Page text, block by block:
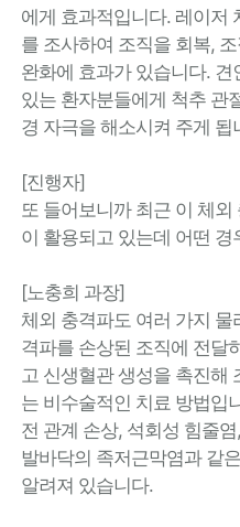
에게 효과적입니다. 레이저
를 조사하여 조직을 회복,
완화에 효과가 있습니다.
있는 환자분들에게 척추 관
경 자극을 해소시켜 주게 됩
[진행자]
또 들어보니까 최근 이 체
이 활용되고 있는데 어떤 경
[노충희 과장]
체외 충격파도 여러 가지
격파를 손상된 조직에 전달
고 신생혈관 생성을 촉진해
는 비수술적인 치료 방법입
전 관계 손상, 석회성 힘줄
발바닥의 족저근막염과 같
알려져 있습니다.